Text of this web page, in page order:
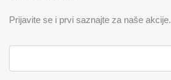
Prijavite se i prvi saznajte za naše akcije.